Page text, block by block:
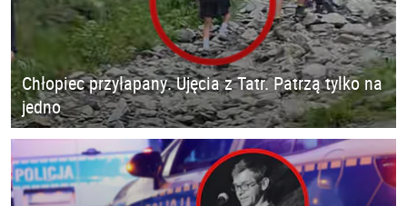
Chłopiec przyłapany. Ujęcia z Tatr. Patrzą tylko na
jedno